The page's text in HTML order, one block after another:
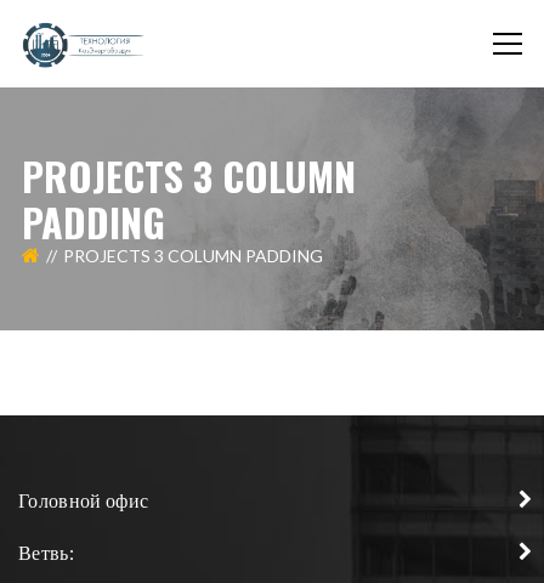
PROJECTS 3 COLUMN
PADDING
PROJECTS 3 COLUMN PADDING
Головной офис
Ветвь: